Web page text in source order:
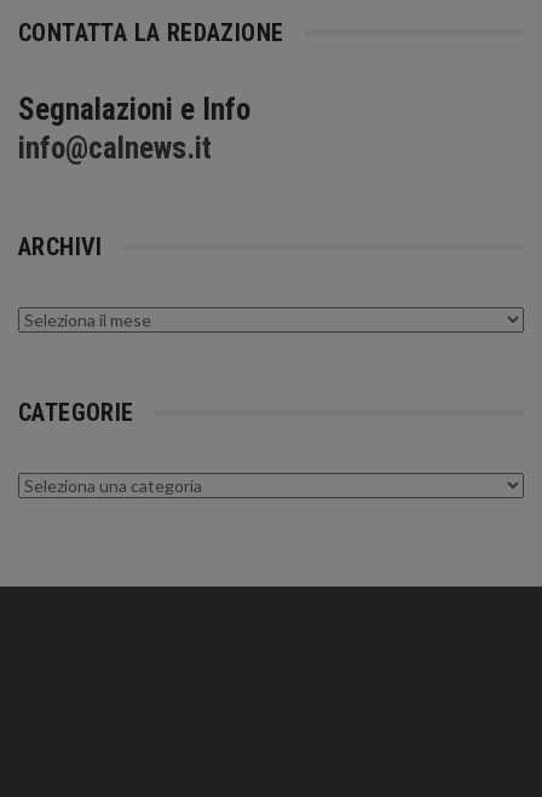
CONTATTA LA REDAZIONE
Segnalazioni e Info
info@calnews.it
ARCHIVI
Archivi
CATEGORIE
Categorie